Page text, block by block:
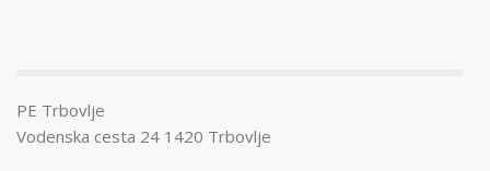
PE Trbovlje
Vodenska cesta 24 1420 Trbovlje